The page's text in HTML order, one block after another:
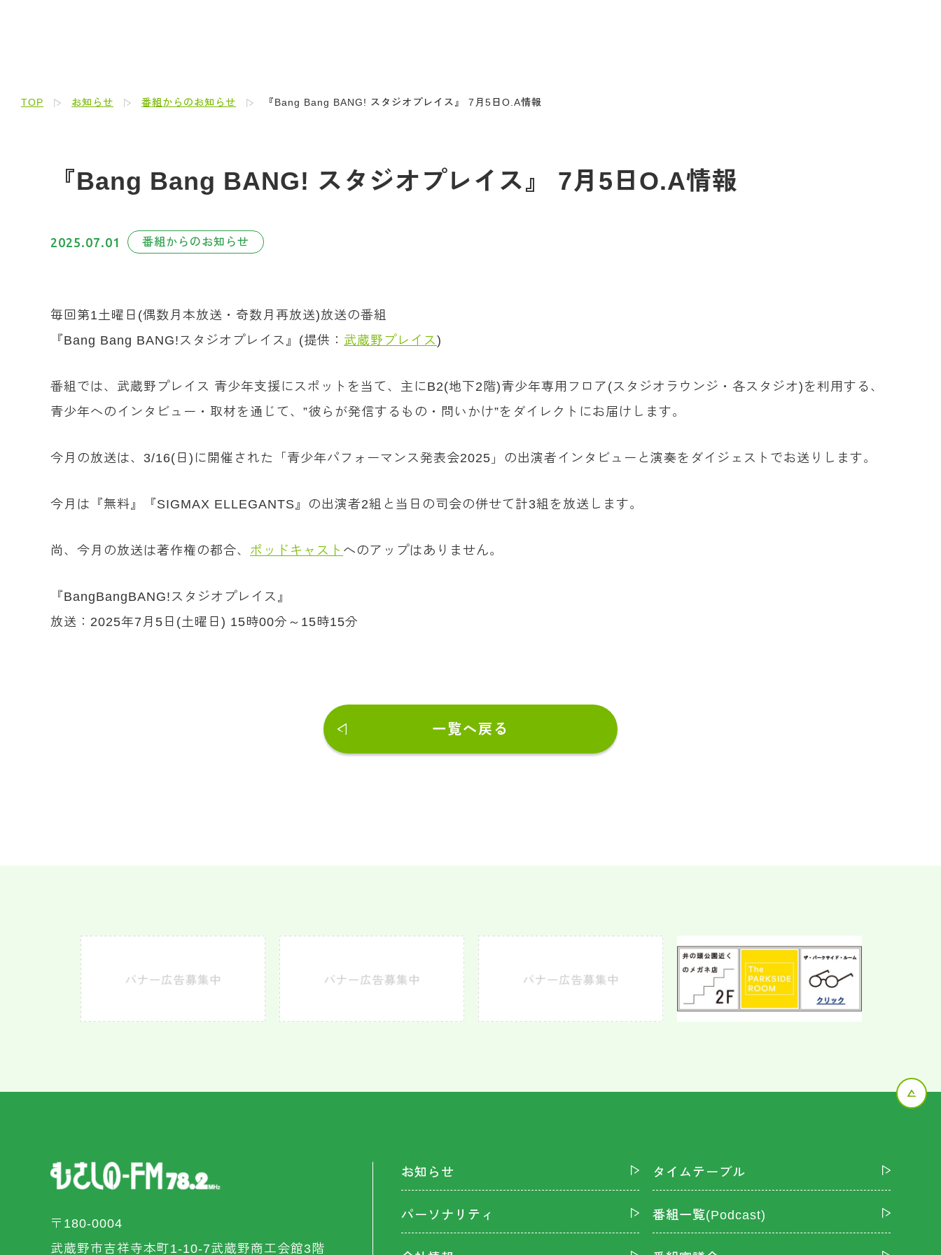
TOP お知らせ 番組からのお知らせ 『Bang Bang BANG! スタジオプレイス』 7月5日O.A情報
『Bang Bang BANG! スタジオプレイス』 7月5日O.A情報
2025.07.01 番組からのお知らせ
毎回第1土曜日(偶数月本放送・奇数月再放送)放送の番組
『Bang Bang BANG!スタジオプレイス』(提供： 武蔵野プレイス)
番組では、武蔵野プレイス 青少年支援にスポットを当て、主にB2(地下2階)青少年専用フロア(スタジオラウンジ・各スタジオ)を利用する、
青少年へのインタビュー・取材を通じて、”彼らが発信するもの・問いかけ”をダイレクトにお届けします。
今月の放送は、3/16(日)に開催された「青少年パフォーマンス発表会2025」の出演者インタビューと演奏をダイジェストでお送りします。
今月は『無料』『SIGMAX ELLEGANTS』の出演者2組と当日の司会の併せて計3組を放送します。
尚、今月の放送は著作権の都合、 ポッドキャスト へのアップはありません。
『BangBangBANG!スタジオプレイス』
放送：2025年7月5日(土曜日) 15時00分～15時15分
一覧へ戻る
〒180-0004
武蔵野市吉祥寺本町1-10-7武蔵野商工会館3階
お知らせ タイムテーブル
パーソナリティ 番組一覧(Podcast)